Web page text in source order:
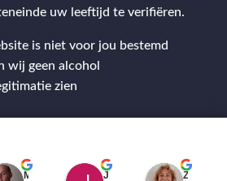
uw leeftijd te verifiëren.
is niet voor jou bestemd
wij geen alcohol
zien